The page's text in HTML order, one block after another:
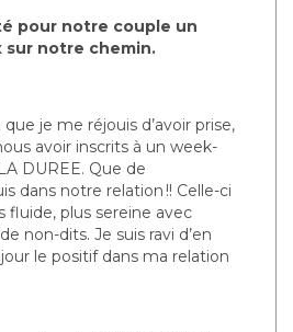
pour notre couple un
notre chemin.
que je me réjouis d’avoir prise,
avoir inscrits à un week-
DUREE. Que de
dans notre relation !! Celle-ci
fluide, plus sereine avec
non-dits. Je suis ravi d’en
le positif dans ma relation